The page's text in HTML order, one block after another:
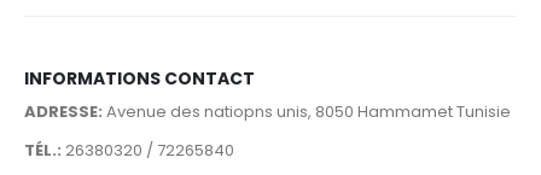
INFORMATIONS CONTACT
ADRESSE: Avenue des natiopns unis, 8050 Hammamet Tunisie
TÉL.: 26380320 / 72265840